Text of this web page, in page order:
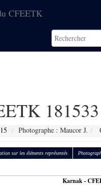
CFEETK
181533
Photographe : Maucor J.
sur les éléments représentés